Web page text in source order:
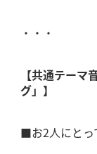
・・・
【共通テーマ
グ」】
■お2人にとっ